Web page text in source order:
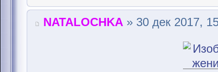
NATALOCHKA » 30 дек 2017,